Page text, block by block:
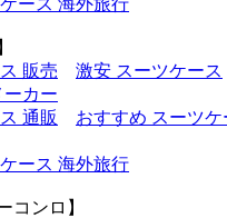
ース 海外旅行
販売
激安 スーツケース
ーカー
通販
おすすめ スーツケ
ース 海外旅行
コンロ】